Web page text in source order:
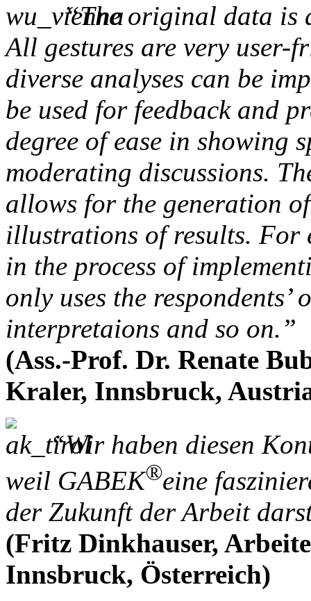
“The original data is
All gestures are very user-
diverse analyses can be
be used for feedback and
degree of ease in showing
moderating discussions.
allows for the generation
illustrations of results. For
in the process of
only uses the respondents’
interpretaions and so on.”
(Ass.-Prof. Dr. Renate
Kraler, Innsbruck,
“Wir haben diesen
weil GABEK®eine
der Zukunft der Arbeit
(Fritz Dinkhauser,
Innsbruck, Österreich)